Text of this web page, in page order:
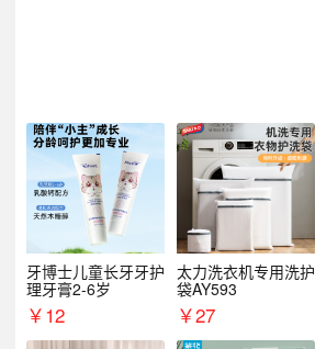
牙博士儿童长牙牙护
理牙膏2-6岁
￥12
太力洗衣机专用洗护
袋AY593
￥27